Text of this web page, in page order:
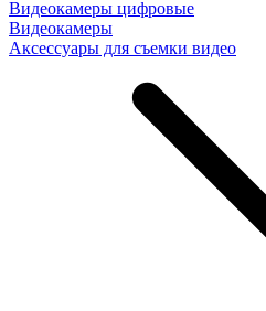
Видеокамеры цифровые
Видеокамеры
Аксессуары для съемки видео